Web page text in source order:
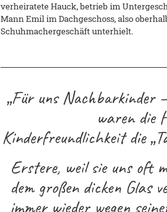
verheiratete Hauck, betrieb im
Mann Emil im Dachgeschoss, also
Schuhmachergeschäft unterhielt.
„Für uns Nachbarkinder
waren die
Kinderfreundlichkeit die
Erstere, weil sie uns oft
dem großen dicken Glas
immer wieder wegen